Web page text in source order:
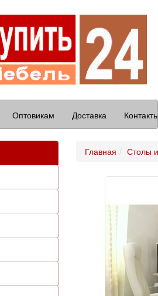
Оптовикам Доставка
Главная Столы